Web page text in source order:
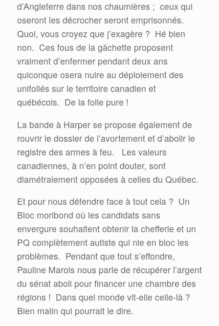
d’Angleterre dans nos chaumières ; ceux qui
oseront les décrocher seront emprisonnés.
Quoi, vous croyez que j’exagère ? Hé bien
non. Ces fous de la gâchette proposent
vraiment d’enfermer pendant deux ans
quiconque osera nuire au déploiement des
unifoliés sur le territoire canadien et
québécois. De la folie pure !
La bande à Harper se propose également de
rouvrir le dossier de l’avortement et d’abolir le
registre des armes à feu.
Les valeurs
canadiennes, à n’en point douter, sont
diamétralement opposées à celles du Québec.
Et pour nous défendre face à tout cela ? Un
Bloc moribond où les candidats sans
envergure souhaitent obtenir la chefferie et un
PQ complètement autiste qui nie en bloc les
problèmes. Pendant que tout s’effondre,
Pauline Marois nous parle de récupérer l’argent
du sénat aboli pour financer une chambre des
régions ! Dans quel monde vit-elle celle-là ?
Bien malin qui pourrait le dire.